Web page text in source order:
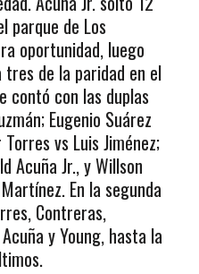
parque de Los
oportunidad, luego
tres de la paridad en el
contó con las duplas
Eugenio Suárez
vs Luis Jiménez;
Acuña Jr., y Willson
En la segunda
Contreras,
y Young, hasta la